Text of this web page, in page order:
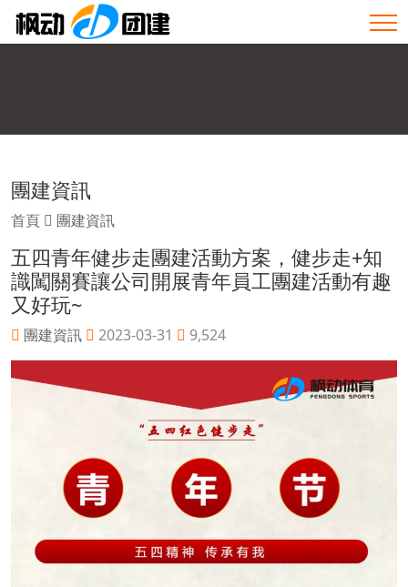
團建資訊
首頁 團建資訊
五四青年健步走團建活動方案，健步走+知
識闖關賽讓公司開展青年員工團建活動有趣
又好玩~
團建資訊 2023-03-31 9,524